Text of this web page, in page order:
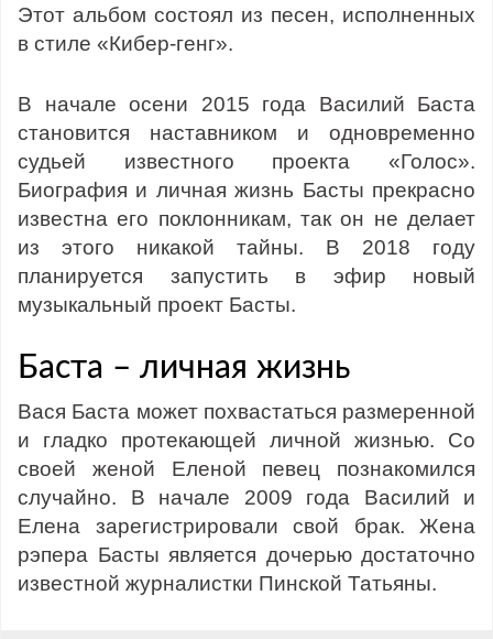
Этот альбом состоял из песен, исполненных
в стиле «Кибер-генг».
В начале осени 2015 года Василий Баста
становится наставником и одновременно
судьей известного проекта «Голос».
Биография и личная жизнь Басты прекрасно
известна его поклонникам, так он не делает
из этого никакой тайны. В 2018 году
планируется запустить в эфир новый
музыкальный проект Басты.
Баста – личная жизнь
Вася Баста может похвастаться размеренной
и гладко протекающей личной жизнью. Со
своей женой Еленой певец познакомился
случайно. В начале 2009 года Василий и
Елена зарегистрировали свой брак. Жена
рэпера Басты является дочерью достаточно
известной журналистки Пинской Татьяны.